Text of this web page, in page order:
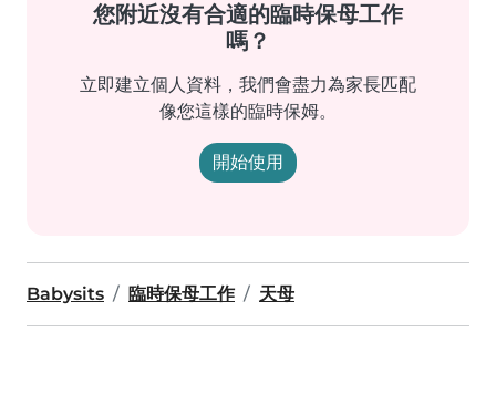
您附近沒有合適的臨時保母工作
嗎？
立即建立個人資料，我們會盡力為家長匹配
像您這樣的臨時保姆。
開始使用
Babysits 臨時保母工作 天母